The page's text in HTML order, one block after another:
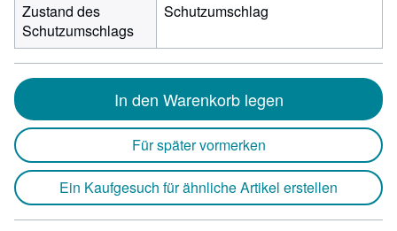
Zustand des
Schutzumschlags
Schutzumschlag
In den Warenkorb legen
Für später vormerken
Ein Kaufgesuch für ähnliche Artikel erstellen